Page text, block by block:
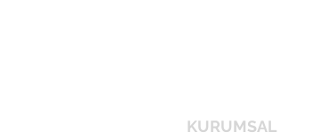
KURUMSAL